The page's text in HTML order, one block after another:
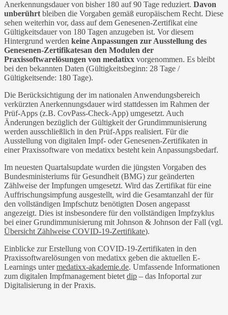
Anerkennungsdauer von bisher 180 auf 90 Tage reduziert. Davon
unberührt bleiben die Vorgaben gemäß europäischem Recht. Diese
sehen weiterhin vor, dass auf dem Genesenen-Zertifikat eine
Gültigkeitsdauer von 180 Tagen anzugeben ist. Vor diesem
Hintergrund werden keine Anpassungen zur Ausstellung des
Genesenen-Zertifikatesan den Modulen der
Praxissoftwarelösungen von medatixx vorgenommen. Es bleibt
bei den bekannten Daten (Gültigkeitsbeginn: 28 Tage /
Gültigkeitsende: 180 Tage).
Die Berücksichtigung der im nationalen Anwendungsbereich
verkürzten Anerkennungsdauer wird stattdessen im Rahmen der
Prüf-Apps (z.B. CovPass-Check-App) umgesetzt. Auch
Änderungen bezüglich der Gültigkeit der Grundimmunisierung
werden ausschließlich in den Prüf-Apps realisiert. Für die
Ausstellung von digitalen Impf- oder Genesenen-Zertifikaten in
einer Praxissoftware von medatixx besteht kein Anpassungsbedarf.
Im neuesten Quartalsupdate wurden die jüngsten Vorgaben des
Bundesministeriums für Gesundheit (BMG) zur geänderten
Zählweise der Impfungen umgesetzt. Wird das Zertifikat für eine
Auffrischungsimpfung ausgestellt, wird die Gesamtanzahl der für
den vollständigen Impfschutz benötigten Dosen angepasst
angezeigt. Dies ist insbesondere für den vollständigen Impfzyklus
bei einer Grundimmunisierung mit Johnson & Johnson der Fall (vgl.
Übersicht Zählweise COVID-19-Zertifikate).
Einblicke zur Erstellung von COVID-19-Zertifikaten in den
Praxissoftwarelösungen von medatixx geben die aktuellen E-
Learnings untermedatixx-akademie.de. Umfassende Informationen
zum digitalen Impfmanagement bietet dip – das Infoportal zur
Digitalisierung in der Praxis.